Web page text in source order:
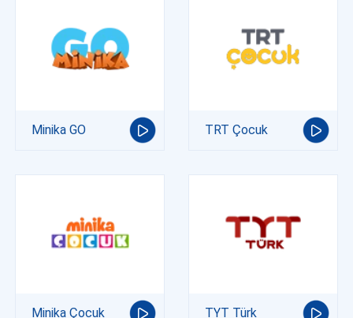
Minika GO TRT Çocuk
Minika Çocuk TYT Türk